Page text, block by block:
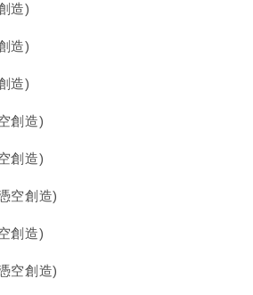
造)
造)
造)
創造)
創造)
空創造)
創造)
空創造)